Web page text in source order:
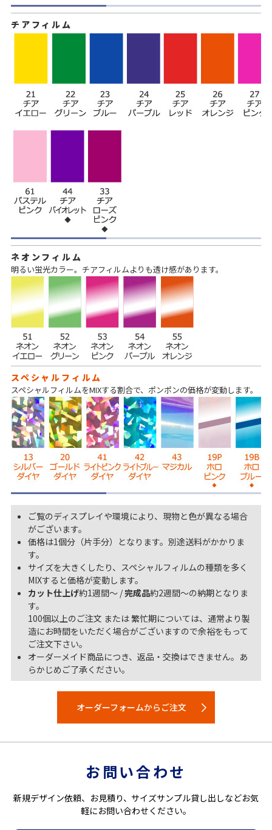
チアフィルム
ネオンフィルム
明るい蛍光カラー。チアフィルムよりも透け感があります。
スペシャルフィルム
スペシャルフィルムをMIXする割合で、ポンポンの価格が変動します。
ご覧のディスプレイや環境により、現物と色が異なる場合
がございます。
価格は1個分（片手分）となります。別途送料がかかりま
す。
サイズを大きくしたり、スペシャルフィルムの種類を多く
MIXすると価格が変動します。
カット仕上げ約1週間～ /完成品約2週間～の納期となりま
す。
100個以上のご注文 または 繁忙期については、通常より製
造にお時間をいただく場合がございますので余裕をもって
ご注文下さい。
オーダーメイド商品につき、返品・交換はできません。あ
らかじめご了承ください。
オーダーフォームからご注文
お問い合わせ
新規デザイン依頼、お見積り、サイズサンプル貸し出しなどお気
軽にお問い合わせください。